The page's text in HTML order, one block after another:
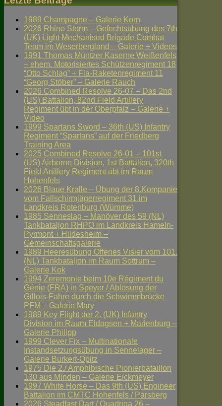
1989 Champagne – Galerie Korn
2026 Rhino Storm – Gefechtsübung des 7th
(UK) Light Mechanised Brigade Combat
Team im Weserbergland – Galerie + Videos
1991 Thomas Müntzer Kaserne Weißenfels
– ehem. Motorisiertes Schützenregiment 18
“Otto Schlag” + Fla-Raketenregiment 11
“Georg Stöber” – Galerie Rauch
2026 Combined Resolve 26-07 – Das 2nd
(US) Battalion, 82nd Field Artillery
Regiment übt in der Oberpfalz – Galerie +
Video
1999 Spartans Sword – 36th (US) Infantry
Regiment “Spartans” auf der Friedberg
Training Area
2025 Combined Resolve 26-01 – 101st
(US) Airborne Division, 1st Battalion, 320th
Field Artillery Regiment übt im Raum
Hohenfels
2026 Blaue Kralle – Übung der 8.Kompanie
vom Fallschirmjägerregiment 31 im
Landkreis Rotenburg (Wümme)
1985 Senneslag – Manöver des 59 (NL)
Tankbataljon RHPO im Landkreis Hameln-
Pyrmont + Hildesheim –
Gemeinschaftsgalerie
1989 Heeresübung Offenes Visier vom 101.
(NL) Tankbataljon im Raum Sottrum –
Galerie Kok
1994 Zeremonie beim 10e Régiment du
Génie (FRA) in Speyer / Ablösung der
Gillois-Fähre durch die Schwimmbrücke
PFM – Galerie Mary
1989 Key Flight der 2. (UK) Infantry
Division im Raum Eldagsen + Marienburg –
Galerie Philipp
1999 Clever Fix – Multinationale
Instandsetzungsübung in Sennelager –
Galerie Burkert-Opitz
1975 Die 2./ Amphibische Pionierbataillon
130 aus Minden – Galerie Eickmeyer
1997 White Horse – Das 9th (US) Engineer
Battalion im CMTC Hohenfels / Parsberg
2026 Steadfast Dart / Quadriga 26 –